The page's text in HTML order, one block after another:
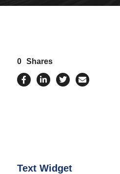
0 Shares
Text Widget